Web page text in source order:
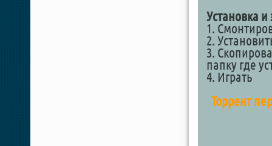
Установка и
1.
2.
3.
папку где
4. Играть
Торрент